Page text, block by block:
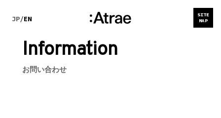
JP/EN
SITE
MAP
Information
お問い合わせ